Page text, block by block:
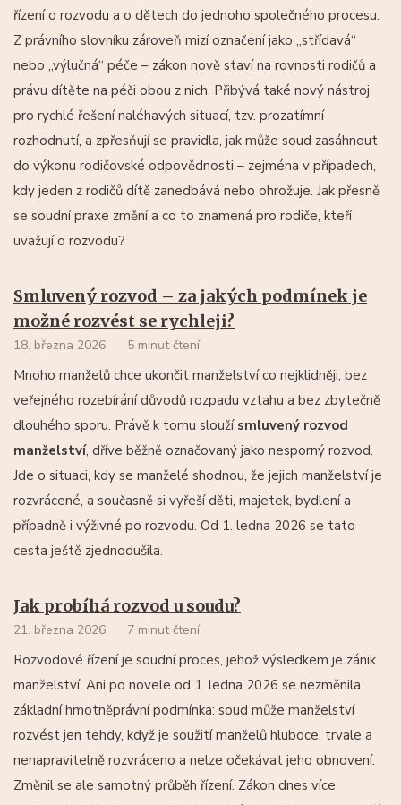
řízení o rozvodu a o dětech do jednoho společného procesu.
Z právního slovníku zároveň mizí označení jako „střídavá“
nebo „výlučná“ péče – zákon nově staví na rovnosti rodičů a
právu dítěte na péči obou z nich. Přibývá také nový nástroj
pro rychlé řešení naléhavých situací, tzv. prozatímní
rozhodnutí, a zpřesňují se pravidla, jak může soud zasáhnout
do výkonu rodičovské odpovědnosti – zejména v případech,
kdy jeden z rodičů dítě zanedbává nebo ohrožuje. Jak přesně
se soudní praxe změní a co to znamená pro rodiče, kteří
uvažují o rozvodu?
Smluvený rozvod – za jakých podmínek je
možné rozvést se rychleji?
18. března 2026 5 minut čtení
Mnoho manželů chce ukončit manželství co nejklidněji, bez
veřejného rozebírání důvodů rozpadu vztahu a bez zbytečně
dlouhého sporu. Právě k tomu slouží smluvený rozvod
manželství, dříve běžně označovaný jako nesporný rozvod.
Jde o situaci, kdy se manželé shodnou, že jejich manželství je
rozvrácené, a současně si vyřeší děti, majetek, bydlení a
případně i výživné po rozvodu. Od 1. ledna 2026 se tato
cesta ještě zjednodušila.
Jak probíhá rozvod u soudu?
21. března 2026 7 minut čtení
Rozvodové řízení je soudní proces, jehož výsledkem je zánik
manželství. Ani po novele od 1. ledna 2026 se nezměnila
základní hmotněprávní podmínka: soud může manželství
rozvést jen tehdy, když je soužití manželů hluboce, trvale a
nenapravitelně rozvráceno a nelze očekávat jeho obnovení.
Změnil se ale samotný průběh řízení. Zákon dnes více